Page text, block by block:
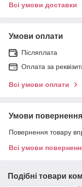
Всі умови доставки
Умови оплати
Післяплата
Оплата за
Всі умови оплати
Умови повернення
Повернення товару
Всі умови
Подібні товари